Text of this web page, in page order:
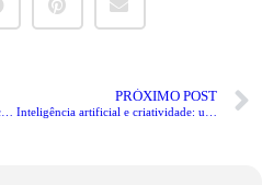
PRÓXIMO POST